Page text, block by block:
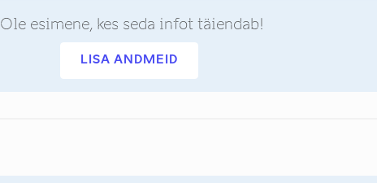
Ole esimene, kes seda infot täiendab!
LISA ANDMEID